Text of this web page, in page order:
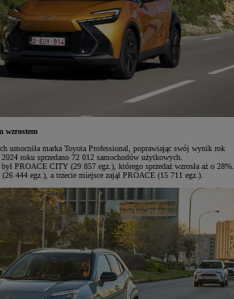
wzrostem
umocniła marka Toyota Professional, poprawiając swój wynik rok
roku sprzedano 72 012 samochodów użytkowych.
PROACE CITY (29 857 egz.), którego sprzedaż wzrosła aż o 28%.
444 egz.), a trzecie miejsce zajął PROACE (15 711 egz.).